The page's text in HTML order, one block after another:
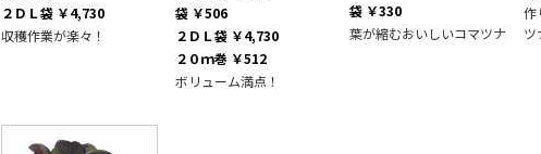
２ＤＬ袋 ￥4,730
収穫作業が楽々！
袋 ￥506
２ＤＬ袋 ￥4,730
２０ｍ巻 ￥512
ボリューム満点！
袋 ￥330
葉が縮むおいしいコマツナ
作
ツ